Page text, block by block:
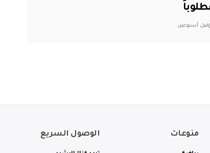
قبل أسبوعين
منوعات الوصول السريع